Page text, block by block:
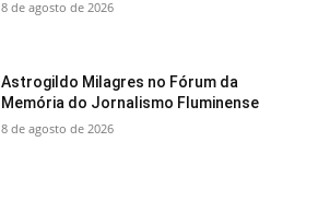
8 de agosto de 2026
Astrogildo Milagres no Fórum da
Memória do Jornalismo Fluminense
8 de agosto de 2026